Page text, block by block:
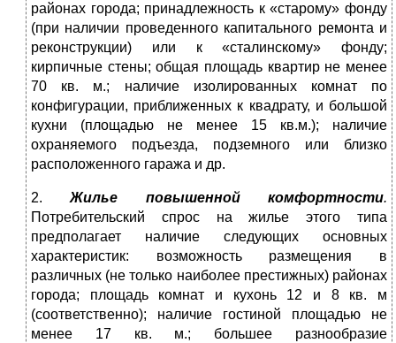
районах города; принадлежность к «старому» фонду
(при наличии проведенного капитального ремонта и
реконструкции) или к «сталинскому» фонду;
кирпичные стены; общая площадь квартир не менее
70 кв. м.; наличие изолированных комнат по
конфигурации, приближенных к квадрату, и большой
кухни (площадью не менее 15 кв.м.); наличие
охраняемого подъезда, подземного или близко
расположенного гаража и др.
2.Жилье повышенной комфортности.
Потребительский спрос на жилье этого типа
предполагает наличие следующих основных
характеристик: возможность размещения в
различных (не только наиболее престижных) районах
города; площадь комнат и кухонь 12 и 8 кв. м
(соответственно); наличие гостиной площадью не
менее 17 кв. м.; большее разнообразие